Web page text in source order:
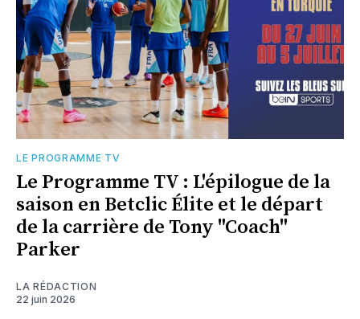
LE PROGRAMME TV
Le Programme TV : L'épilogue de la
saison en Betclic Élite et le départ
de la carrière de Tony "Coach"
Parker
LA RÉDACTION
22 juin 2026